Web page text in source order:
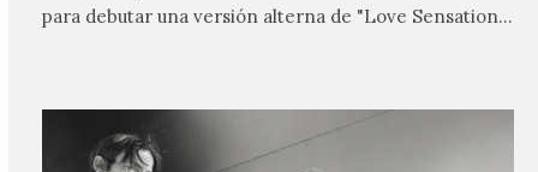
para debutar una versión alterna de "Love Sensation",